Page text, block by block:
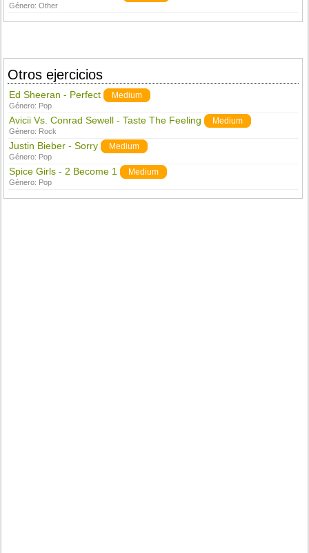
Género:Other
Otros ejercicios
Ed Sheeran - Perfect Medium
Género: Pop
Avicii Vs. Conrad Sewell - Taste The Feeling Medium
Género: Rock
Justin Bieber - Sorry Medium
Género: Pop
Spice Girls - 2 Become 1 Medium
Género: Pop